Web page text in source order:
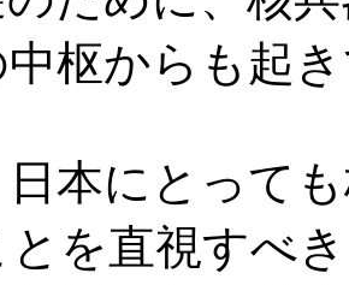
中枢からも起
本にとって
を直視すべ